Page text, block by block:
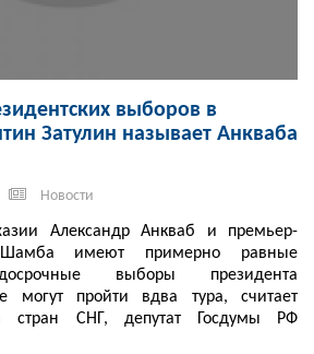
выборов в
Затулин называет Анкваба
Новости
Александр Анкваб и премьер-
имеют примерно равные
выборы президента
могут пройти вдва тура, считает
стран СНГ, депутат Госдумы РФ